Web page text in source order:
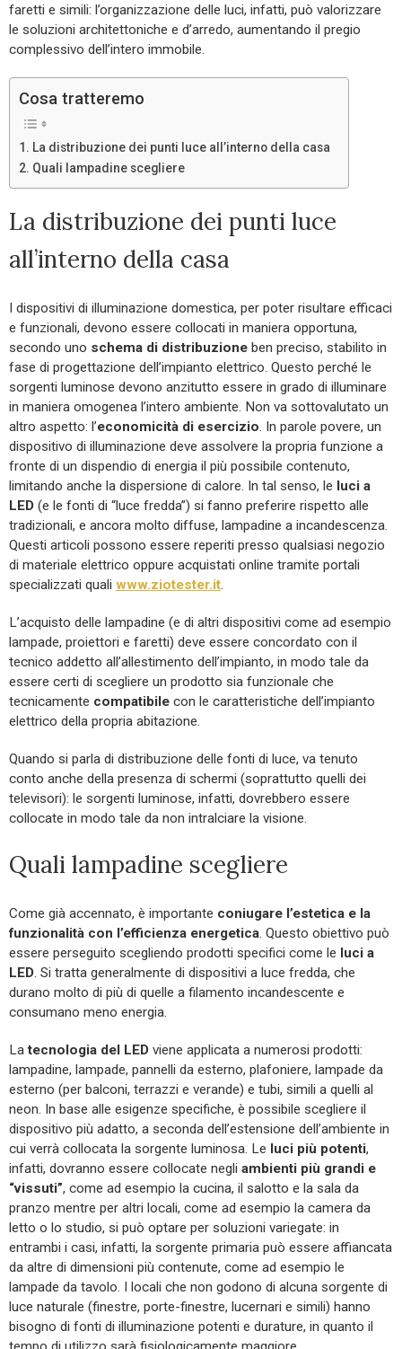
faretti e simili: l’organizzazione delle luci, infatti, può valorizzare
le soluzioni architettoniche e d’arredo, aumentando il pregio
complessivo dell’intero immobile.
Cosa tratteremo
La distribuzione dei punti luce all’interno della casa
Quali lampadine scegliere
La distribuzione dei punti luce
all’interno della casa
I dispositivi di illuminazione domestica, per poter risultare efficaci
e funzionali, devono essere collocati in maniera opportuna,
secondo uno schema di distribuzione ben preciso, stabilito in
fase di progettazione dell’impianto elettrico. Questo perché le
sorgenti luminose devono anzitutto essere in grado di illuminare
in maniera omogenea l’intero ambiente. Non va sottovalutato un
altro aspetto: l’economicità di esercizio. In parole povere, un
dispositivo di illuminazione deve assolvere la propria funzione a
fronte di un dispendio di energia il più possibile contenuto,
limitando anche la dispersione di calore. In tal senso, le luci a
LED (e le fonti di “luce fredda”) si fanno preferire rispetto alle
tradizionali, e ancora molto diffuse, lampadine a incandescenza.
Questi articoli possono essere reperiti presso qualsiasi negozio
di materiale elettrico oppure acquistati online tramite portali
specializzati quali www.ziotester.it.
L’acquisto delle lampadine (e di altri dispositivi come ad esempio
lampade, proiettori e faretti) deve essere concordato con il
tecnico addetto all’allestimento dell’impianto, in modo tale da
essere certi di scegliere un prodotto sia funzionale che
tecnicamente compatibile con le caratteristiche dell’impianto
elettrico della propria abitazione.
Quando si parla di distribuzione delle fonti di luce, va tenuto
conto anche della presenza di schermi (soprattutto quelli dei
televisori): le sorgenti luminose, infatti, dovrebbero essere
collocate in modo tale da non intralciare la visione.
Quali lampadine scegliere
Come già accennato, è importante coniugare l’estetica e la
funzionalità con l’efficienza energetica. Questo obiettivo può
essere perseguito scegliendo prodotti specifici come le luci a
LED. Si tratta generalmente di dispositivi a luce fredda, che
durano molto di più di quelle a filamento incandescente e
consumano meno energia.
Latecnologia del LED viene applicata a numerosi prodotti:
lampadine, lampade, pannelli da esterno, plafoniere, lampade da
esterno (per balconi, terrazzi e verande) e tubi, simili a quelli al
neon. In base alle esigenze specifiche, è possibile scegliere il
dispositivo più adatto, a seconda dell’estensione dell’ambiente in
cui verrà collocata la sorgente luminosa. Le luci più potenti,
infatti, dovranno essere collocate negli ambienti più grandi e
“vissuti”, come ad esempio la cucina, il salotto e la sala da
pranzo mentre per altri locali, come ad esempio la camera da
letto o lo studio, si può optare per soluzioni variegate: in
entrambi i casi, infatti, la sorgente primaria può essere affiancata
da altre di dimensioni più contenute, come ad esempio le
lampade da tavolo. I locali che non godono di alcuna sorgente di
luce naturale (finestre, porte-finestre, lucernari e simili) hanno
bisogno di fonti di illuminazione potenti e durature, in quanto il